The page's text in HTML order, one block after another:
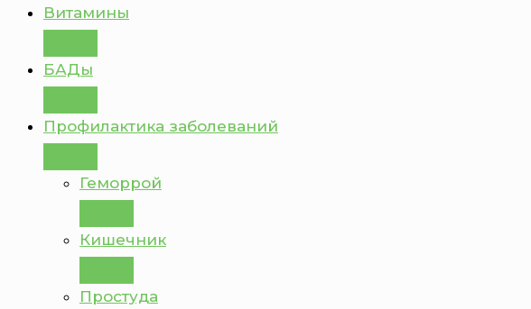
Витамины
БАДы
Профилактика заболеваний
Геморрой
Кишечник
Простуда